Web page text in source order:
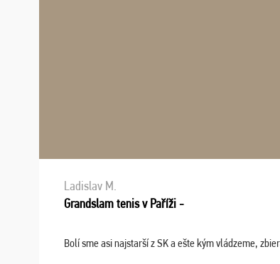
Ladislav M.
Grandslam tenis v Paříži -
Bolí sme asi najstarší z SK a ešte kým vládzeme,